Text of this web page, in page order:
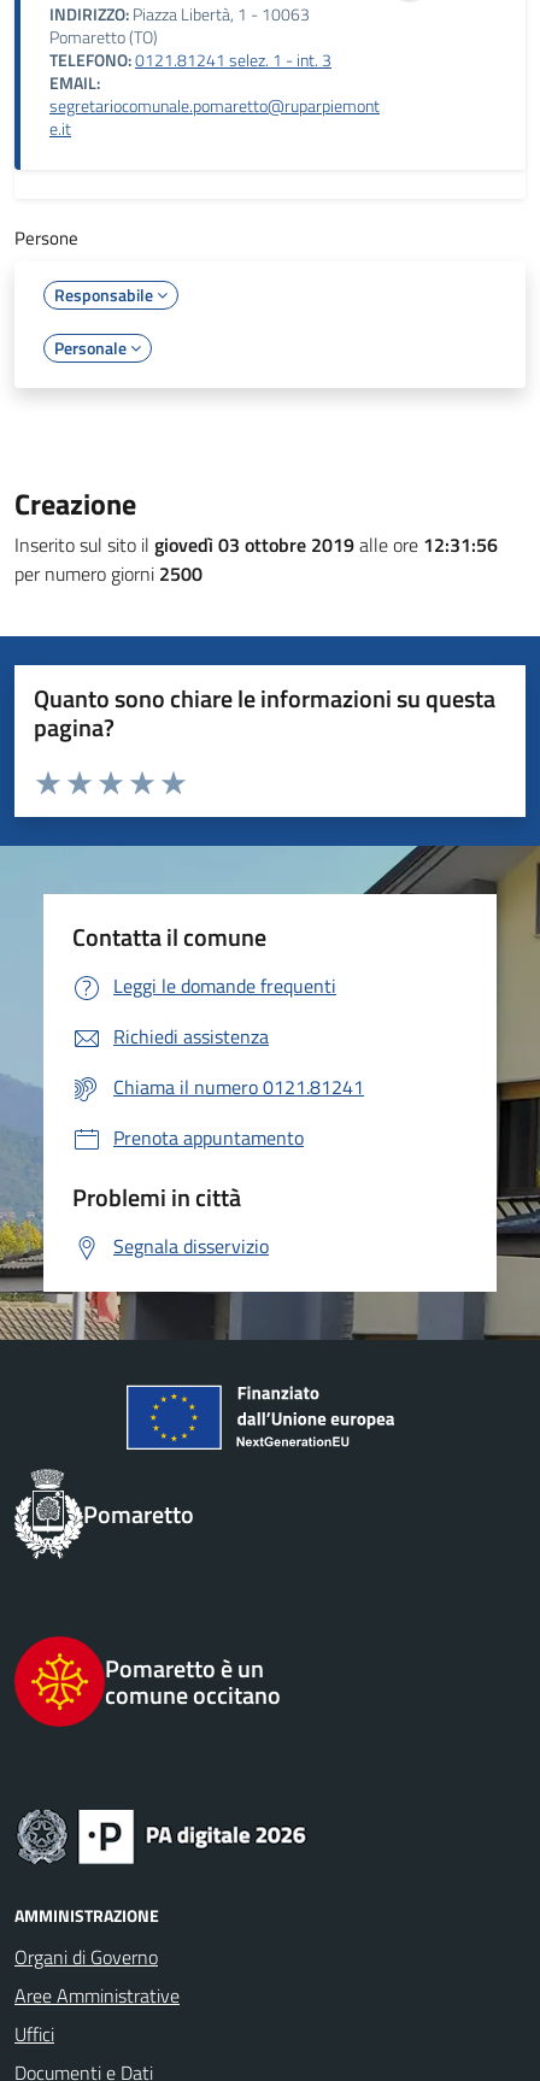
INDIRIZZO:Piazza Libertà, 1 - 10063
Pomaretto (TO)
TELEFONO:0121.81241 selez. 1 - int. 3
EMAIL:
segretariocomunale.pomaretto@ruparpiemont
e.it
Persone
Responsabile
Personale
Creazione
Inserito sul sito il giovedì 03 ottobre 2019alle ore 12:31:56
per numero giorni 2500
Quanto sono chiare le informazioni su questa
pagina?
Valuta da 1 a 5 stelle la pagina
Valuta 5 stelle su 5
Valuta 4 stelle su 5
Valuta 3 stelle su 5
Valuta 2 stelle su 5
Valuta 1 stelle su 5
Contatta il comune
Leggi le domande frequenti
Richiedi assistenza
Chiama il numero 0121.81241
Prenota appuntamento
Problemi in città
Segnala disservizio
Pomaretto
Pomaretto è un
comune occitano
AMMINISTRAZIONE
Organi di Governo
Aree Amministrative
Uffici
Documenti e Dati